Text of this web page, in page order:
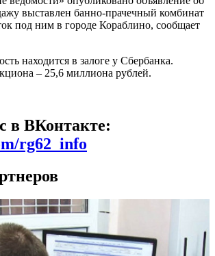
выставлен банно-прачечный комбинат
под ним в городе Кораблино, сообщает
находится в залоге у Сбербанка.
– 25,6 миллиона рублей.
в ВКонтакте:
rg62_info